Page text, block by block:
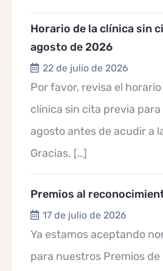
Horario de la clínica sin
agosto de 2026
22 de julio de 2026
Por favor, revisa el
clínica sin cita previa para
agosto antes de acudir a
Gracias. […]
Premios al
17 de julio de 2026
Ya estamos aceptando
para nuestros Premios de